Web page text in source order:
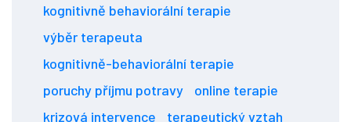
kognitivně behaviorální terapie
výběr terapeuta
kognitivně-behaviorální terapie
poruchy příjmu potravy
online terapie
krizová intervence
terapeutický vztah